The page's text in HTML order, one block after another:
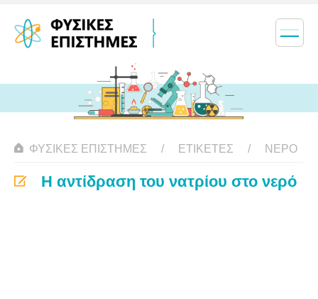
ΦΥΣΙΚΈΣ ΕΠΙΣΤΉΜΕΣ ΕΤΙΚΈΤΕΣ ΝΕΡΌ
Η αντίδραση του νατρίου στο νερό